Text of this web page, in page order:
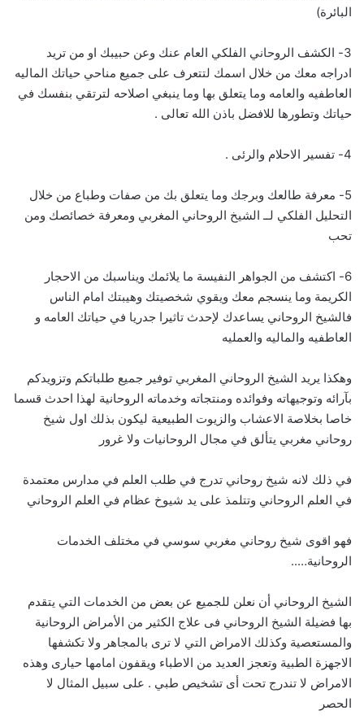
البائرة)
3- الكشف الروحاني الفلكي العام عنك وعن حبيبك او من تريد
ادراجه معك من خلال اسمك لتتعرف على جميع مناحي حياتك الماليه
العاطفيه والعامه وما يتعلق بها وما ينبغي اصلاحه لترتقي بنفسك في
حياتك وتطورها للافضل باذن الله تعالى .
4- تفسير الاحلام والرئى .
5- معرفة طالعك وبرجك وما يتعلق بك من صفات وطباع من خلال
التحليل الفلكي لــ الشيخ الروحاني المغربي ومعرفة خصائصك ومن
تحب
6- اكتشف من الجواهر النفيسة ما يلائمك ويناسبك من الاحجار
الكريمة وما ينسجم معك ويقوي شخصيتك وهيبتك امام الناس
فالشيخ الروحاني يساعدك لإحدث تاثيرا جدريا في حياتك العامه و
العاطفيه والماليه والعمليه
وهكذا يريد الشيخ الروحاني المغربي توفير جميع طلباتكم وتزويدكم
بآرائه وتوجيهاته وفوائده ومنتجاته وخدماته الروحانية لهذا احدث قسما
خاصا بخلاصة الاعشاب والزيوت الطبيعية ليكون بذلك اول شيخ
روحاني مغربي يتألق في مجال الروحانيات ولا غرور
في ذلك لانه شيخ روحاني تدرج في طلب العلم في مدارس معتمدة
في العلم الروحاني وتتلمذ على يد شيوخ عظام في العلم الروحاني
فهو اقوى شيخ روحاني مغربي سوسي في مختلف الخدمات
الروحانية…..
الشيخ الروحاني أن نعلن للجميع عن بعض من الخدمات التي يتقدم
بها فضيلة الشيخ الروحاني فى علاج الكثير من الأمراض الروحانية
والمستعصية وكذلك الامراض التي لا ترى بالمجاهر ولا تكشفها
الاجهزة الطبية وتعجز العديد من الاطباء ويقفون امامها حيارى وهذه
الامراض لا تندرج تحت أى تشخيص طبي . على سبيل المثال لا
الحصر